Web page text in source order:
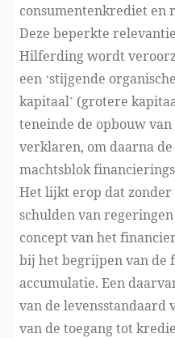
consumentenkrediet en
Deze beperkte
Hilferding wordt
een ‘stijgende
kapitaal’ (grotere
teneinde de opbouw
verklaren, om daarna
machtsblok
Het lijkt erop dat zonder
schulden van
concept van het
bij het begrijpen van de
accumulatie. Een
van de levensstandaard
van de toegang tot